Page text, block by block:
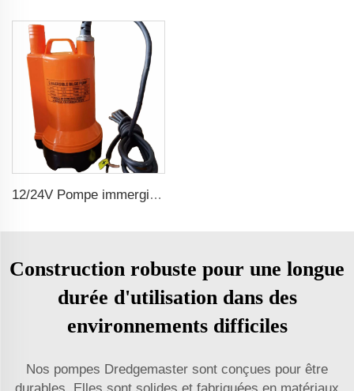
12/24V Pompe immergible marine pour fond de cale
Construction robuste pour une longue
durée d'utilisation dans des
environnements difficiles
Nos pompes Dredgemaster sont conçues pour être